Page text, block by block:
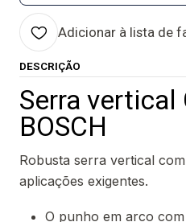
Adicionar à lista de
DESCRIÇÃO
Serra vertical
BOSCH
Robusta serra vertical
aplicações exigentes.
O punho em arco